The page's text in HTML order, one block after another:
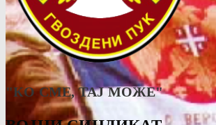
"КО СМЕ, ТАJ МОЖЕ"